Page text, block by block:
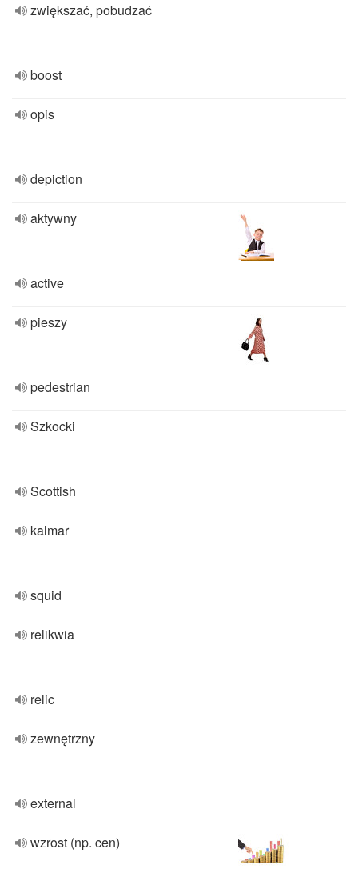
zwiększać, pobudzać
boost
opis
depiction
aktywny
active
pieszy
pedestrian
Szkocki
Scottish
kalmar
squid
relikwia
relic
zewnętrzny
external
wzrost (np. cen)